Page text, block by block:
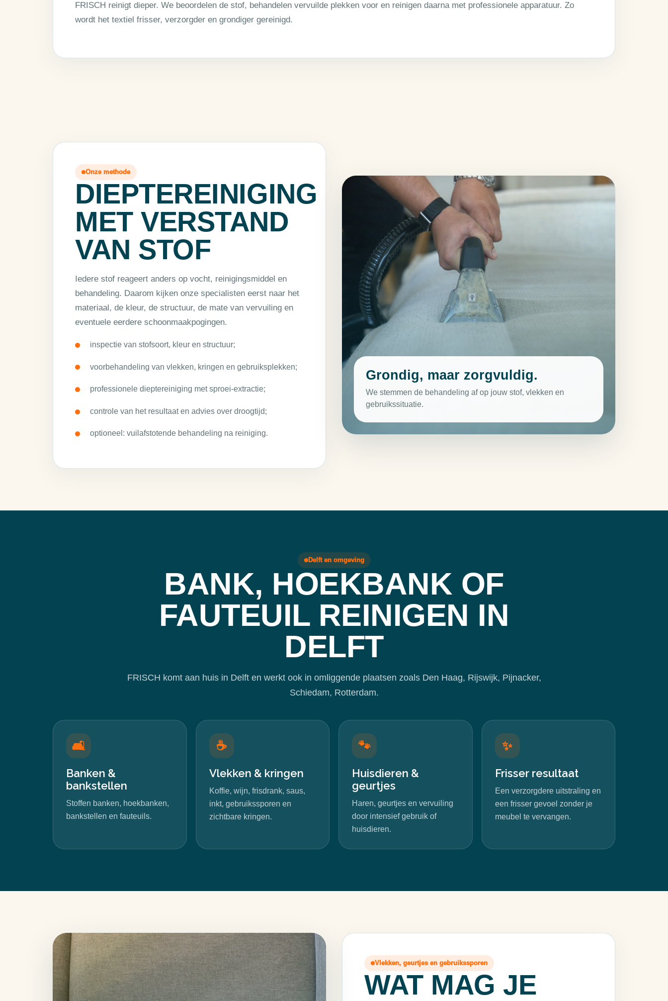
FRISCH reinigt dieper. We beoordelen de stof, behandelen vervuilde plekken voor en reinigen daarna met professionele apparatuur. Zo
wordt het textiel frisser, verzorgder en grondiger gereinigd.
Onze methode
DIEPTEREINIGING
MET VERSTAND
VAN STOF
Iedere stof reageert anders op vocht, reinigingsmiddel en
behandeling. Daarom kijken onze specialisten eerst naar het
materiaal, de kleur, de structuur, de mate van vervuiling en
eventuele eerdere schoonmaakpogingen.
inspectie van stofsoort, kleur en structuur;
voorbehandeling van vlekken, kringen en gebruiksplekken;
professionele dieptereiniging met sproei-extractie;
controle van het resultaat en advies over droogtijd;
optioneel: vuilafstotende behandeling na reiniging.
Grondig, maar zorgvuldig.
We stemmen de behandeling af op jouw stof, vlekken en
gebruikssituatie.
Delft en omgeving
BANK, HOEKBANK OF
FAUTEUIL REINIGEN IN
DELFT
FRISCH komt aan huis in Delft en werkt ook in omliggende plaatsen zoals Den Haag, Rijswijk, Pijnacker,
Schiedam, Rotterdam.
🛋️
Banken &
bankstellen
Stoffen banken, hoekbanken,
bankstellen en fauteuils.
☕
Vlekken & kringen
Koffie, wijn, frisdrank, saus,
inkt, gebruikssporen en
zichtbare kringen.
🐾
Huisdieren &
geurtjes
Haren, geurtjes en vervuiling
door intensief gebruik of
huisdieren.
✨
Frisser resultaat
Een verzorgdere uitstraling en
een frisser gevoel zonder je
meubel te vervangen.
Vlekken, geurtjes en gebruikssporen
WAT MAG JE